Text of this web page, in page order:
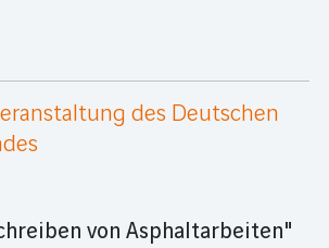
des Deutschen
von Asphaltarbeiten"